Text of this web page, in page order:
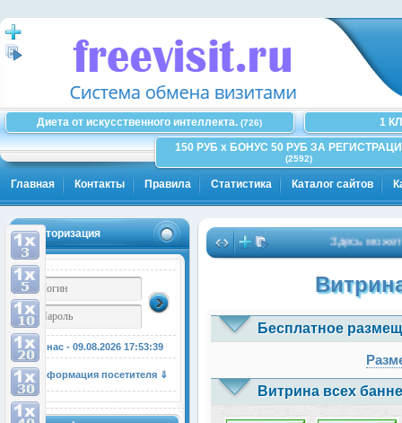
Диета от искусственного интеллекта. (726)
1
150 РУБ x БОНУС 50 РУБ ЗА
(2592)
Главная Контакты Правила Статистика Каталог сайтов
Авторизация
У нас - 09.08.2026 17:53:40
Информация посетителя ⇓
Здесь может
Бесплатное
Витрина всех